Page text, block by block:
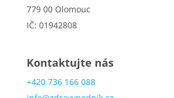
779 00 Olomouc
IČ: 01942808
Kontaktujte nás
+420 736 166 088